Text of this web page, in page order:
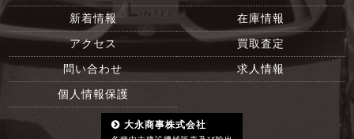
新着情報 在庫情報
アクセス 買取査定
問い合わせ 求人情報
個人情報保護
大永商事株式会社